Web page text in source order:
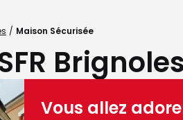
Maison Sécurisée
Vous allez